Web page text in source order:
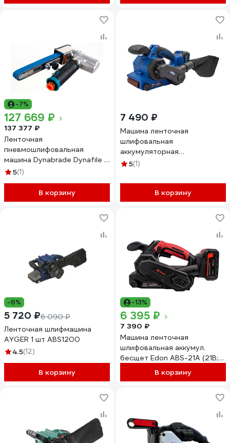
-7%
127 669 ₽
137 377 ₽
Ленточная
пневмошлифовальная
машина Dynabrade Dynafile II
40320
5(1)
В корзину
7 490 ₽
Машина ленточная
шлифовальная
аккумуляторная
бесщеточная Redbo OBS-
76х457мм; 120х350м/мин)
5(1)
В корзину
-6%
5 720 ₽6 090 ₽
Ленточная шлифмашина
AYGER 1 шт ABS1200
4.5(12)
В корзину
-13%
6 395 ₽
7 390 ₽
Машина ленточная
шлифовальная аккумул.
бесщет Edon ABS-21A (21В;
Li-Ion; 4.0Ач; 76х457мм)
В корзину